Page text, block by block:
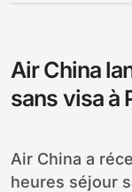
Air China
sans visa à
Air China a récemment lancé les séjour 72
heures séjour